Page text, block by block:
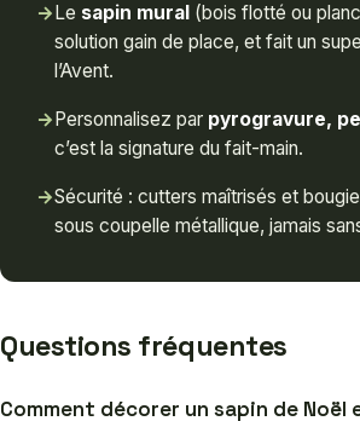
→ Le sapin mural (bois flotté ou
solution gain de place, et fait un
l’Avent.
→ Personnalisez par pyrogravure,
c’est la signature du fait-main.
→Sécurité : cutters maîtrisés et
sous coupelle métallique, jamais
Questions fréquentes
Comment décorer un sapin de Noël